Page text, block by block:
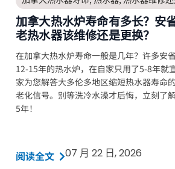
加拿大热水炉寿命有多长？安
老热水器该维修还是更换？
在加拿大热水炉寿命一般是几年？许多安
12-15年的热水炉，在自家只用了5-8年就
家为您解答大多伦多地区缩短热水器寿命
老化信号。别等洗冷水澡才后悔，立刻了
5年！
阅读全文 07 月 22 日, 2026